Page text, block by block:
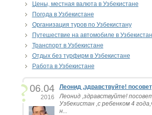
Цены, местная валюта в Узбекистане
Погода в Узбекистане
Организация туров по Узбекистану
Путешествие на автомобиле в
Транспорт в Узбекистане
Отдых без турфирм в Узбекистане
Работа в Узбекистане
06.04
2016
Леонид ,здравствуйте!
Леонид ,здравствуйте!
Узбекистан ,с ребенком 4
н...